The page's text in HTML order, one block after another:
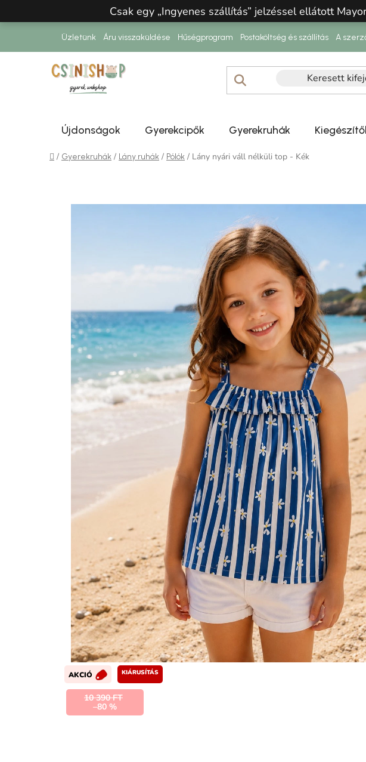
Csak egy „Ingyenes szállítás” jelzéssel ellátott
Üzletünk Áru visszaküldése Hűségprogram Postaköltség és szállítás A
Újdonságok Gyerekcipők Gyerekruhák
Kezdőlap
/ Gyerekruhák / Lány ruhák / Pólók / Lány nyári váll nélküli top - Kék
AKCIÓ KIÁRUSÍTÁS
10 390 FT
–80 %